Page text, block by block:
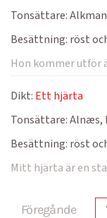
Tonsättare:
Besättning: röst
Hon kommer utför
Dikt: Ett hjärta
Tonsättare:Alnæs,
Besättning: röst
Mitt hjärta är en
Föregånde